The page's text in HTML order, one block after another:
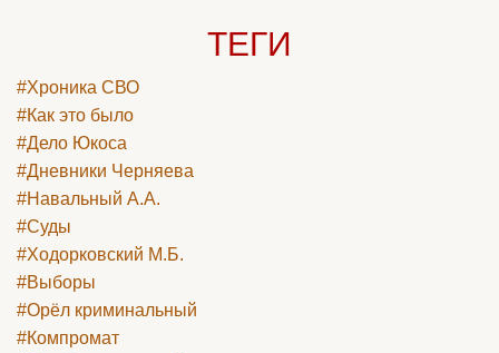
ТЕГИ
#Хроника СВО
#Как это было
#Дело Юкоса
#Дневники Черняева
#Навальный А.А.
#Суды
#Ходорковский М.Б.
#Выборы
#Орёл криминальный
#Компромат